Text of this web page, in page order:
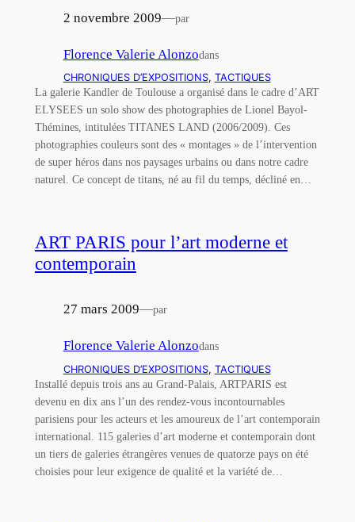
2 novembre 2009—par
Florence Valerie Alonzodans
CHRONIQUES D’EXPOSITIONS, TACTIQUES
La galerie Kandler de Toulouse a organisé dans le cadre d’ART
ELYSEES un solo show des photographies de Lionel Bayol-
Thémines, intitulées TITANES LAND (2006/2009). Ces
photographies couleurs sont des « montages » de l’intervention
de super héros dans nos paysages urbains ou dans notre cadre
naturel. Ce concept de titans, né au fil du temps, décliné en…
ART PARIS pour l’art moderne et
contemporain
27 mars 2009—par
Florence Valerie Alonzodans
CHRONIQUES D’EXPOSITIONS, TACTIQUES
Installé depuis trois ans au Grand-Palais, ARTPARIS est
devenu en dix ans l’un des rendez-vous incontournables
parisiens pour les acteurs et les amoureux de l’art contemporain
international. 115 galeries d’art moderne et contemporain dont
un tiers de galeries étrangères venues de quatorze pays on été
choisies pour leur exigence de qualité et la variété de…